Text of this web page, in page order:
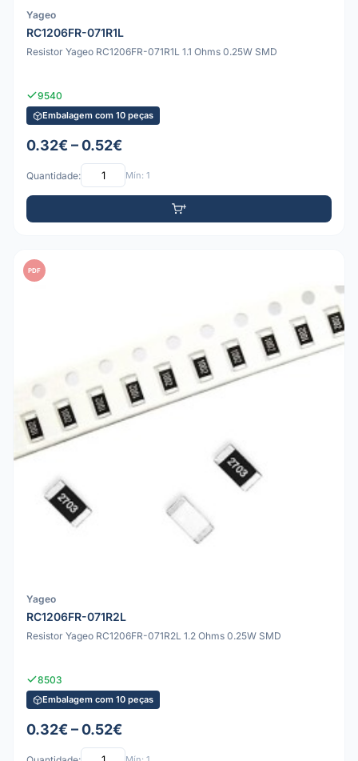
Yageo
RC1206FR-071R1L
Resistor Yageo RC1206FR-071R1L 1.1 Ohms 0.25W SMD
9540
Embalagem com 10 peças
0.32€ – 0.52€
Quantidade: Mín: 1
PDF
Yageo
RC1206FR-071R2L
Resistor Yageo RC1206FR-071R2L 1.2 Ohms 0.25W SMD
8503
Embalagem com 10 peças
0.32€ – 0.52€